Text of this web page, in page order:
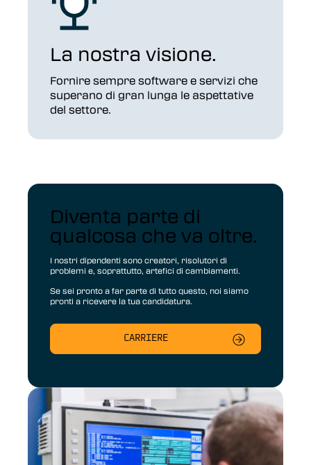
La nostra visione.
Fornire sempre software e servizi che
superano di gran lunga le aspettative
del settore.
Diventa parte di
qualcosa che va oltre.
I nostri dipendenti sono creatori, risolutori di
problemi e, soprattutto, artefici di cambiamenti.
Se sei pronto a far parte di tutto questo, noi siamo
pronti a ricevere la tua candidatura.
CARRIERE